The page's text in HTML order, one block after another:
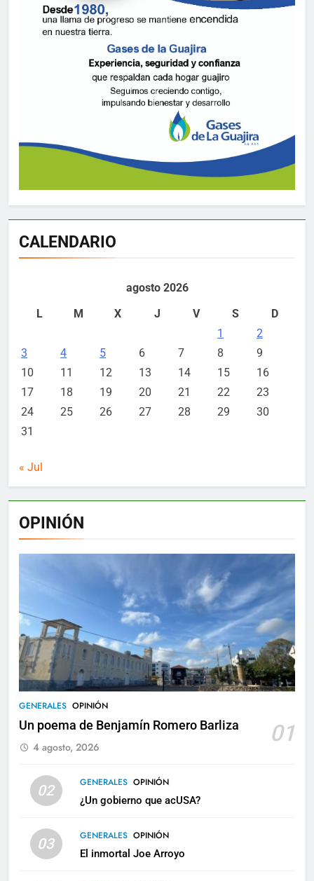
CALENDARIO
agosto 2026
L
M X J V S
D
1
2
3
4 5 6 7 8
9
10
11 12 13 14 15
16
17
18 19 20 21 22
23
24
25 26 27 28 29
30
31
« Jul
OPINIÓN
GENERALES OPINIÓN
Un poema de Benjamín Romero Barliza 01
4 agosto, 2026
02 GENERALES OPINIÓN
¿Un gobierno que acUSA?
03 GENERALES OPINIÓN
El inmortal Joe Arroyo